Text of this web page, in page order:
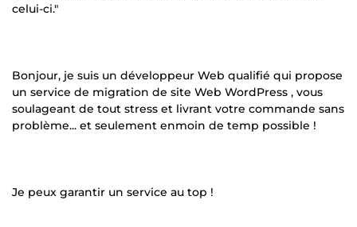
celui-ci."
Bonjour, je suis un développeur Web qualifié qui propose
un service de migration de site Web WordPress , vous
soulageant de tout stress et livrant votre commande sans
problème... et seulement enmoin de temp possible !
Je peux garantir un service au top !